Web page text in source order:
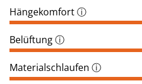
Hängekomfortⓘ
Belüftungⓘ
Materialschlaufen ⓘ